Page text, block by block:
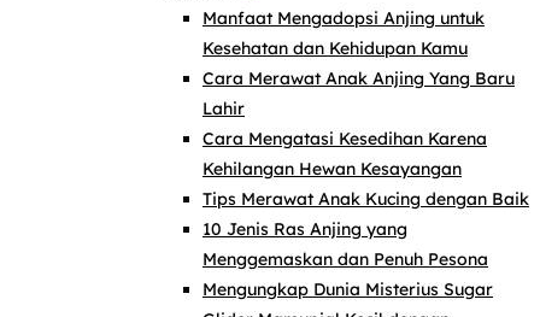
Manfaat Mengadopsi Anjing untuk
Kesehatan dan Kehidupan Kamu
Cara Merawat Anak Anjing Yang Baru
Lahir
Cara Mengatasi Kesedihan Karena
Kehilangan Hewan Kesayangan
Tips Merawat Anak Kucing dengan Baik
10 Jenis Ras Anjing yang
Menggemaskan dan Penuh Pesona
Mengungkap Dunia Misterius Sugar